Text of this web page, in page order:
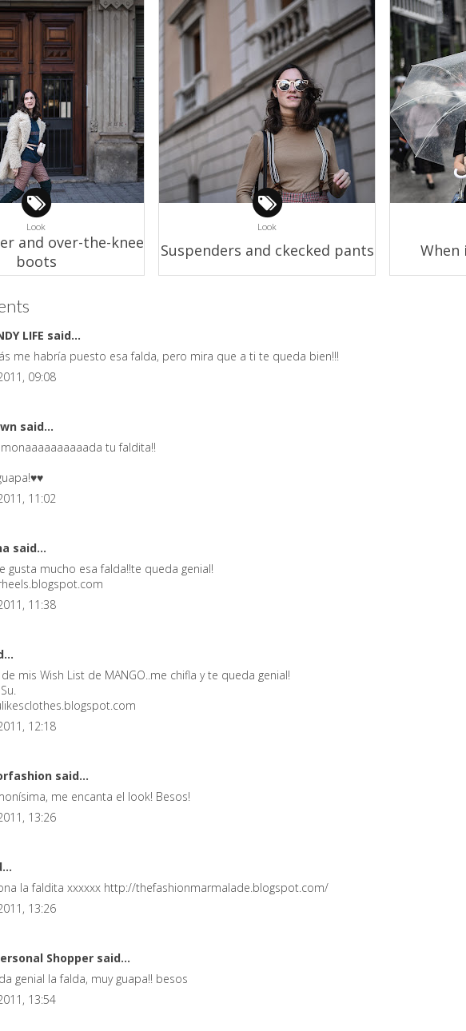
Look
and over-the-knee
boots
Look
Suspenders and ckecked pants When
LIFE said...
me habría puesto esa falda, pero mira que a ti te queda bien!!!
09:08
said...
tu faldita!!
11:02
said...
gusta mucho esa falda!!te queda genial!
11:38
mis Wish List de MANGO..me chifla y te queda genial!
12:18
said...
me encanta el look! Besos!
13:26
la faldita xxxxxx http://thefashionmarmalade.blogspot.com/
13:26
Shopper said...
genial la falda, muy guapa!! besos
13:54